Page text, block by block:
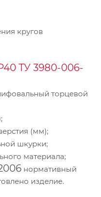
кругов
ТУ 3980-006-
торцевой
(мм);
шкурки;
материала;
нормативный
изделие.